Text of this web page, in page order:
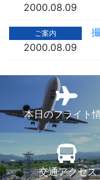
2000.08.09
ご案内
2000.08.09
本日のフライト
交通アクセス